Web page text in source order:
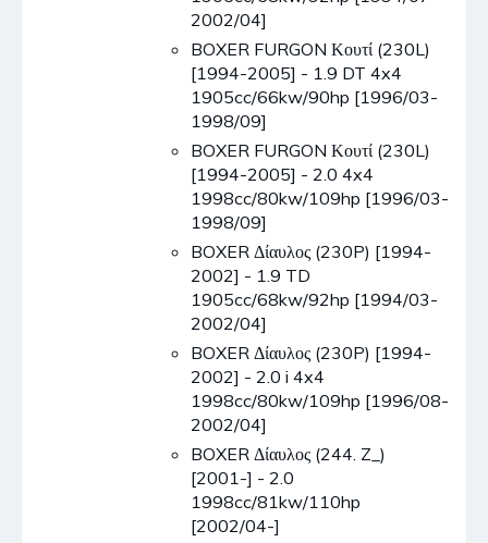
2002/04]
BOXER FURGON Κουτί (230L)
[1994-2005] - 1.9 DT 4x4
1905cc/66kw/90hp [1996/03-
1998/09]
BOXER FURGON Κουτί (230L)
[1994-2005] - 2.0 4x4
1998cc/80kw/109hp [1996/03-
1998/09]
BOXER Δίαυλος (230P) [1994-
2002] - 1.9 TD
1905cc/68kw/92hp [1994/03-
2002/04]
BOXER Δίαυλος (230P) [1994-
2002] - 2.0 i 4x4
1998cc/80kw/109hp [1996/08-
2002/04]
BOXER Δίαυλος (244. Z_)
[2001-] - 2.0
1998cc/81kw/110hp
[2002/04-]